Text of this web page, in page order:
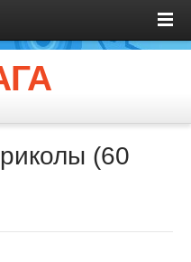
(60